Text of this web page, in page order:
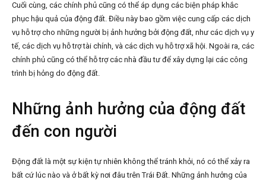
Cuối cùng, các chính phủ cũng có thể áp dụng các biện pháp khắc
phục hậu quả của động đất. Điều này bao gồm việc cung cấp các dịch
vụ hỗ trợ cho những người bị ảnh hưởng bởi động đất, như các dịch vụ y
tế, các dịch vụ hỗ trợ tài chính, và các dịch vụ hỗ trợ xã hội. Ngoài ra, các
chính phủ cũng có thể hỗ trợ các nhà đầu tư để xây dựng lại các công
trình bị hỏng do động đất.
Những ảnh hưởng của động đất
đến con người
Động đất là một sự kiện tự nhiên không thể tránh khỏi, nó có thể xảy ra
bất cứ lúc nào và ở bất kỳ nơi đâu trên Trái Đất. Những ảnh hưởng của